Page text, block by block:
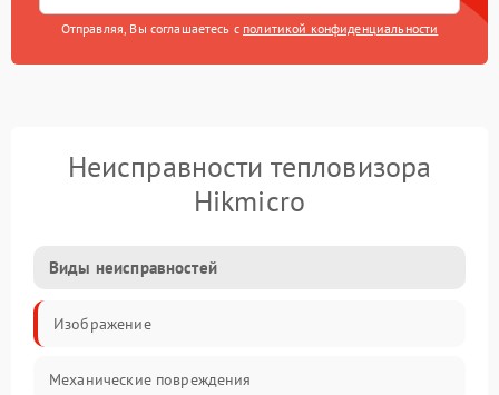
Отправляя, Вы соглашаетесь с политикой конфиденциальности
Неисправности тепловизора
Hikmicro
Виды неисправностей
Изображение
Механические повреждения